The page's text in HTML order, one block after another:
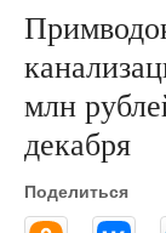
млн
декабря
Поделиться